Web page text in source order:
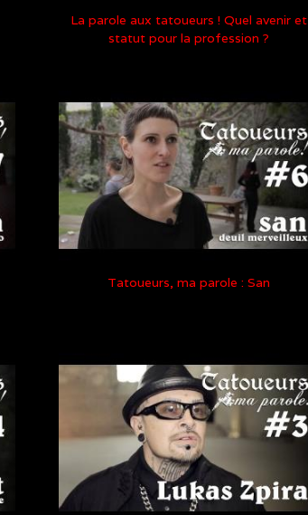
La parole aux tatoueurs ! Quel avenir et
statut pour la profession ?
Tatoueurs, ma parole : San